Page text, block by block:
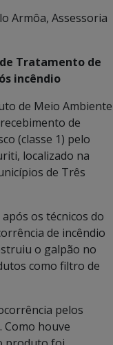
Armôa, Assessoria
Tratamento de
incêndio
de Meio Ambiente
de
(classe 1) pelo
localizado na
de Três
os técnicos do
de incêndio
o galpão no
como filtro de
pelos
houve